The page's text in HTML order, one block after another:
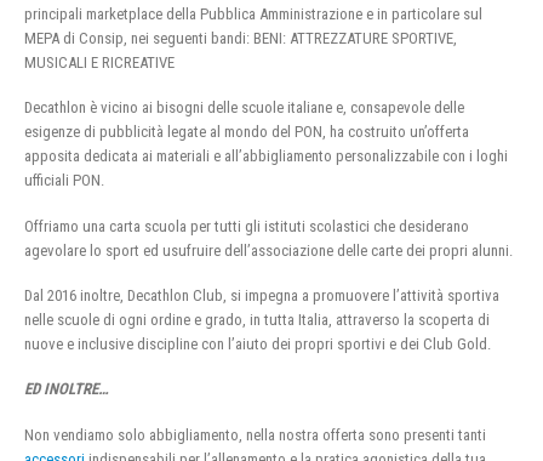
principali marketplace della Pubblica Amministrazione e in particolare sul
MEPA di Consip, nei seguenti bandi: BENI: ATTREZZATURE SPORTIVE,
MUSICALI E RICREATIVE
Decathlon è vicino ai bisogni delle scuole italiane e, consapevole delle
esigenze di pubblicità legate al mondo del PON, ha costruito un’offerta
apposita dedicata ai materiali e all’abbigliamento personalizzabile con i loghi
ufficiali PON.
Offriamo una carta scuola per tutti gli istituti scolastici che desiderano
agevolare lo sport ed usufruire dell’associazione delle carte dei propri alunni.
Dal 2016 inoltre, Decathlon Club, si impegna a promuovere l’attività sportiva
nelle scuole di ogni ordine e grado, in tutta Italia, attraverso la scoperta di
nuove e inclusive discipline con l’aiuto dei propri sportivi e dei Club Gold.
ED INOLTRE…
Non vendiamo solo abbigliamento, nella nostra offerta sono presenti tanti